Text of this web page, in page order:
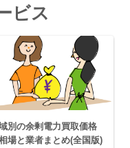
ビス
別の余剰電力買取価格
場と業者まとめ(全国版)